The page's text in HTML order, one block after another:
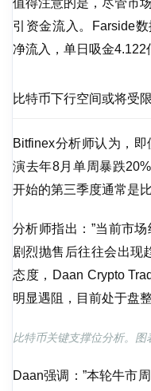
值得注意的是，尽管市
引资金流入。Farside
净流入，单日吸金4.122
比特币下行空间或将受限
Bitfinex分析师认为，
演去年8月单周暴跌
开始的第三季度通常是
分析师指出：”当前市
剧烈抛售后往往会出现
态度，Daan Crypto
明显遇阻，目前处于盘
比特币关键支撑位分析。
Daan强调：”本轮牛市